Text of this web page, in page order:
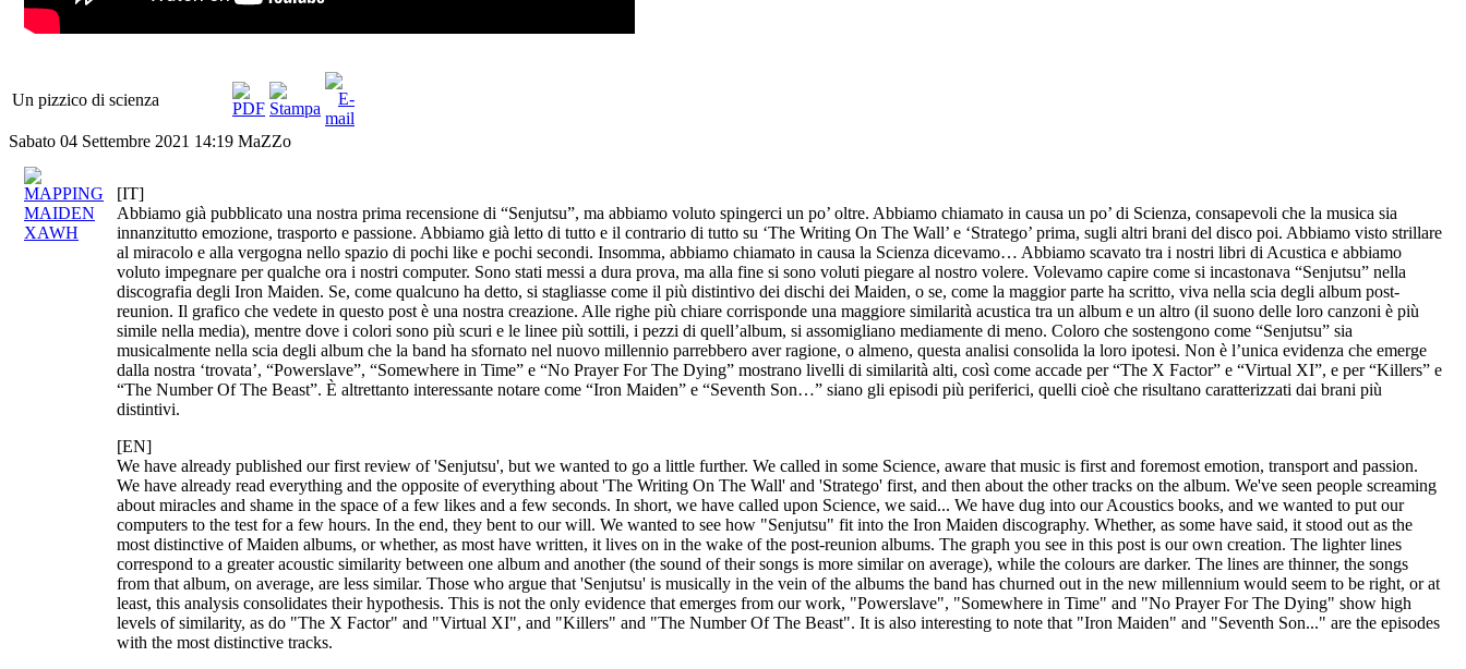
Un pizzico di scienza
Sabato 04 Settembre 2021 14:19 MaZZo
[IT]
Abbiamo già pubblicato una nostra prima recensione di “Senjutsu”, ma abbiamo voluto spingerci un po’ oltre. Abbiamo chiamato in causa un po’ di Scienza, consapevoli che la musica sia
innanzitutto emozione, trasporto e passione. Abbiamo già letto di tutto e il contrario di tutto su ‘The Writing On The Wall’ e ‘Stratego’ prima, sugli altri brani del disco poi. Abbiamo visto strillare
al miracolo e alla vergogna nello spazio di pochi like e pochi secondi. Insomma, abbiamo chiamato in causa la Scienza dicevamo… Abbiamo scavato tra i nostri libri di Acustica e abbiamo
voluto impegnare per qualche ora i nostri computer. Sono stati messi a dura prova, ma alla fine si sono voluti piegare al nostro volere. Volevamo capire come si incastonava “Senjutsu” nella
discografia degli Iron Maiden. Se, come qualcuno ha detto, si stagliasse come il più distintivo dei dischi dei Maiden, o se, come la maggior parte ha scritto, viva nella scia degli album post-
reunion. Il grafico che vedete in questo post è una nostra creazione. Alle righe più chiare corrisponde una maggiore similarità acustica tra un album e un altro (il suono delle loro canzoni è più
simile nella media), mentre dove i colori sono più scuri e le linee più sottili, i pezzi di quell’album, si assomigliano mediamente di meno. Coloro che sostengono come “Senjutsu” sia
musicalmente nella scia degli album che la band ha sfornato nel nuovo millennio parrebbero aver ragione, o almeno, questa analisi consolida la loro ipotesi. Non è l’unica evidenza che emerge
dalla nostra ‘trovata’, “Powerslave”, “Somewhere in Time” e “No Prayer For The Dying” mostrano livelli di similarità alti, così come accade per “The X Factor” e “Virtual XI”, e per “Killers” e
“The Number Of The Beast”. È altrettanto interessante notare come “Iron Maiden” e “Seventh Son…” siano gli episodi più periferici, quelli cioè che risultano caratterizzati dai brani più
distintivi.
[EN]
We have already published our first review of 'Senjutsu', but we wanted to go a little further. We called in some Science, aware that music is first and foremost emotion, transport and passion.
We have already read everything and the opposite of everything about 'The Writing On The Wall' and 'Stratego' first, and then about the other tracks on the album. We've seen people screaming
about miracles and shame in the space of a few likes and a few seconds. In short, we have called upon Science, we said... We have dug into our Acoustics books, and we wanted to put our
computers to the test for a few hours. In the end, they bent to our will. We wanted to see how "Senjutsu" fit into the Iron Maiden discography. Whether, as some have said, it stood out as the
most distinctive of Maiden albums, or whether, as most have written, it lives on in the wake of the post-reunion albums. The graph you see in this post is our own creation. The lighter lines
correspond to a greater acoustic similarity between one album and another (the sound of their songs is more similar on average), while the colours are darker. The lines are thinner, the songs
from that album, on average, are less similar. Those who argue that 'Senjutsu' is musically in the vein of the albums the band has churned out in the new millennium would seem to be right, or at
least, this analysis consolidates their hypothesis. This is not the only evidence that emerges from our work, "Powerslave", "Somewhere in Time" and "No Prayer For The Dying" show high
levels of similarity, as do "The X Factor" and "Virtual XI", and "Killers" and "The Number Of The Beast". It is also interesting to note that "Iron Maiden" and "Seventh Son..." are the episodes
with the most distinctive tracks.